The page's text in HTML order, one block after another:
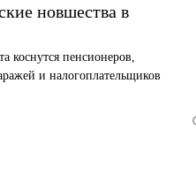
новшества в
коснутся пенсионеров,
и налогоплательщиков